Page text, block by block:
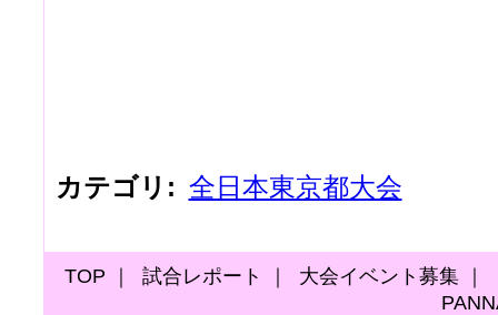
カテゴリ : 全日本東京都大会
TOP ｜ 試合レポート ｜ 大会イベント募集 ｜